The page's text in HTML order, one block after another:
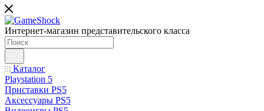
Интернет-магазин представительского класса
Каталог
Playstation 5
Приставки PS5
Аксессуары PS5